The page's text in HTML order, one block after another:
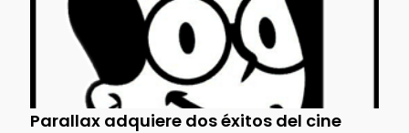
Parallax adquiere dos éxitos del cine